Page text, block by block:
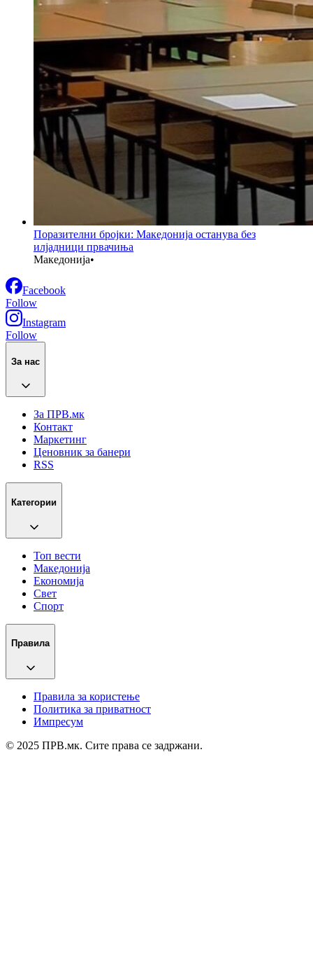
Поразителни бројки: Македонија останува без
илјадници првачиња
Македонија•
Facebook
Follow
Instagram
Follow
За нас
За ПРВ.мк
Контакт
Маркетинг
Ценовник за банери
RSS
Категории
Топ вести
Македонија
Економија
Свет
Спорт
Правила
Правила за користење
Политика за приватност
Импресум
© 2025 ПРВ.мк. Сите права се задржани.